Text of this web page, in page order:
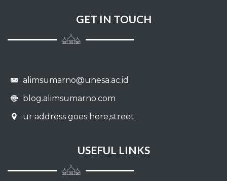
GET IN TOUCH
alimsumarno@unesa.ac.id
blog.alimsumarno.com
ur address goes here,street.
USEFUL LINKS